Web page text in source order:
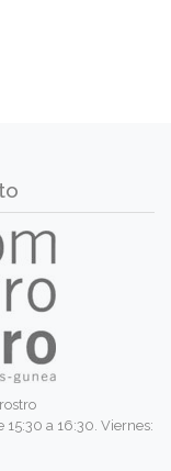
15:30 a 16:30. Viernes: